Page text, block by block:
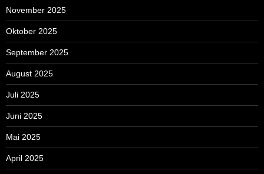
November 2025
Oktober 2025
September 2025
August 2025
Juli 2025
Juni 2025
Mai 2025
April 2025